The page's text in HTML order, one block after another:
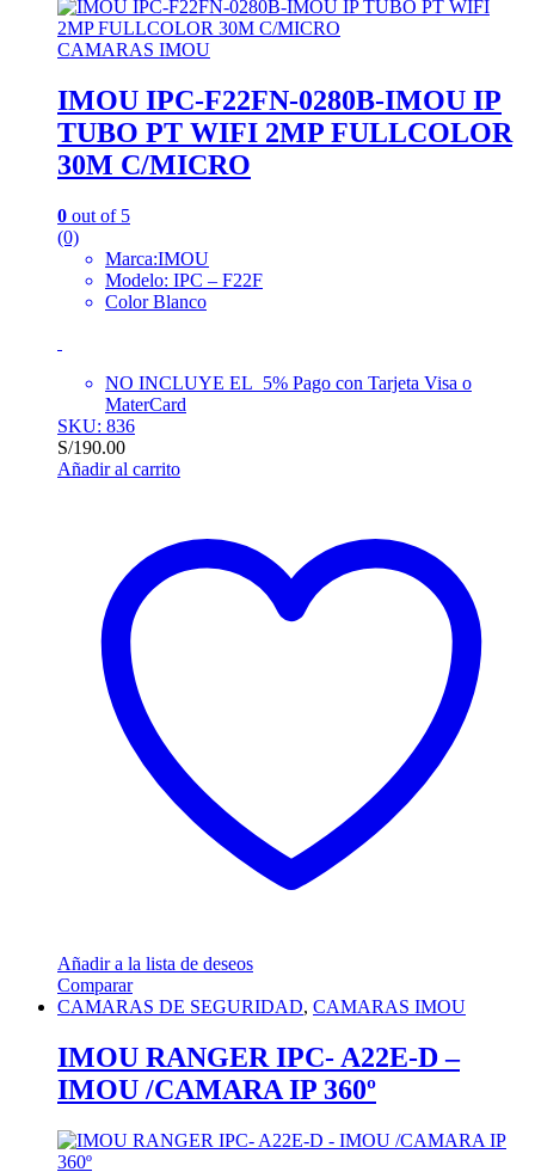
CAMARAS IMOU
IMOU IPC-F22FN-0280B-IMOU IP
TUBO PT WIFI 2MP FULLCOLOR
30M C/MICRO
0 out of 5
(0)
Marca:IMOU
Modelo: IPC – F22F
Color Blanco
NO INCLUYE EL 5% Pago con Tarjeta Visa o
MaterCard
SKU: 836
S/190.00
Añadir al carrito
Añadir a la lista de deseos
Comparar
CAMARAS DE SEGURIDAD, CAMARAS IMOU
IMOU RANGER IPC- A22E-D –
IMOU /CAMARA IP 360º